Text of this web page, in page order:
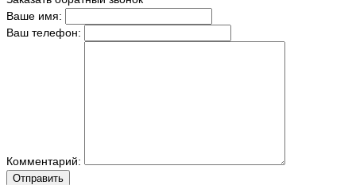
Ваше имя:
Ваш телефон:
Комментарий:
Отправить